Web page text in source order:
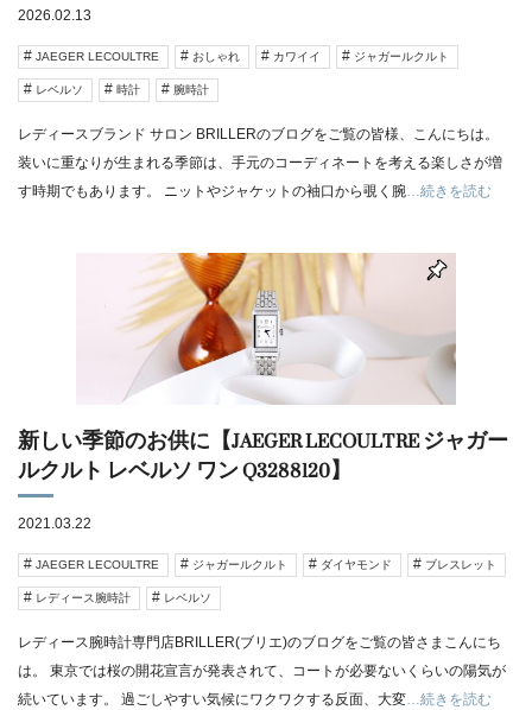
2026.02.13
JAEGER LECOULTRE おしゃれ カワイイ ジャガールクルト
レベルソ 時計 腕時計
レディースブランド サロン BRILLERのブログをご覧の皆様、こんにちは。
装いに重なりが生まれる季節は、手元のコーディネートを考える楽しさが増
す時期でもあります。 ニットやジャケットの袖口から覗く腕…続きを読む
新しい季節のお供に【JAEGER LECOULTRE ジャガー
ルクルト レベルソ ワン Q3288120】
2021.03.22
JAEGER LECOULTRE ジャガールクルト ダイヤモンド ブレスレット
レディース腕時計 レベルソ
レディース腕時計専門店BRILLER(ブリエ)のブログをご覧の皆さまこんにち
は。 東京では桜の開花宣言が発表されて、コートが必要ないくらいの陽気が
続いています。 過ごしやすい気候にワクワクする反面、大変…続きを読む